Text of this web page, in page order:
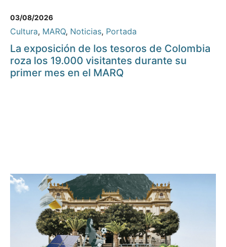
03/08/2026
Cultura, MARQ, Noticias, Portada
La exposición de los tesoros de Colombia
roza los 19.000 visitantes durante su
primer mes en el MARQ